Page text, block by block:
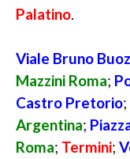
Palatino.
Viale Bruno
Mazzini Roma;
Castro Pretorio;
Argentina;
Roma; Termini;